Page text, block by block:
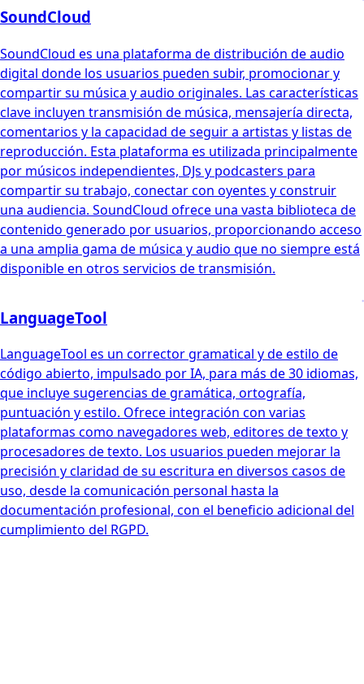
SoundCloud
SoundCloud es una plataforma de distribución de audio
digital donde los usuarios pueden subir, promocionar y
compartir su música y audio originales. Las características
clave incluyen transmisión de música, mensajería directa,
comentarios y la capacidad de seguir a artistas y listas de
reproducción. Esta plataforma es utilizada principalmente
por músicos independientes, DJs y podcasters para
compartir su trabajo, conectar con oyentes y construir
una audiencia. SoundCloud ofrece una vasta biblioteca de
contenido generado por usuarios, proporcionando acceso
a una amplia gama de música y audio que no siempre está
disponible en otros servicios de transmisión.
LanguageTool
LanguageTool es un corrector gramatical y de estilo de
código abierto, impulsado por IA, para más de 30 idiomas,
que incluye sugerencias de gramática, ortografía,
puntuación y estilo. Ofrece integración con varias
plataformas como navegadores web, editores de texto y
procesadores de texto. Los usuarios pueden mejorar la
precisión y claridad de su escritura en diversos casos de
uso, desde la comunicación personal hasta la
documentación profesional, con el beneficio adicional del
cumplimiento del RGPD.